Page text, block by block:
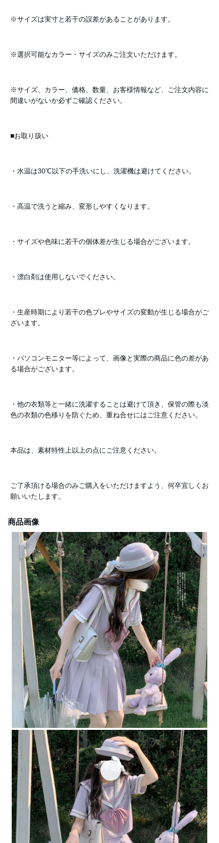
※サイズは実寸と若干の誤差があることがあります。
※選択可能なカラー・サイズのみご注文いただけます。
※サイズ、カラー、価格、数量、お客様情報など、ご注文内容に
間違いがないか必ずご確認ください。
■お取り扱い
・水温は30℃以下の手洗いにし、洗濯機は避けてください。
・高温で洗うと縮み、変形しやすくなります。
・サイズや色味に若干の個体差が生じる場合がございます。
・漂白剤は使用しないでください。
・生産時期により若干の色ブレやサイズの変動が生じる場合がご
ざいます。
・パソコンモニター等によって、画像と実際の商品に色の差があ
る場合がございます。
・他の衣類等と一緒に洗濯することは避けて頂き、保管の際も淡
色の衣類の色移りを防ぐため、重ね合せにはご注意ください。
本品は、素材特性上以上の点にご注意ください。
ご了承頂ける場合のみご購入をいただけますよう、何卒宜しくお
願いいたします。
商品画像